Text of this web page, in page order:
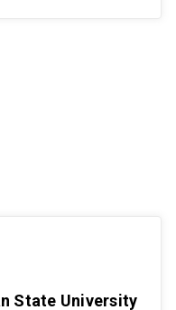
State University